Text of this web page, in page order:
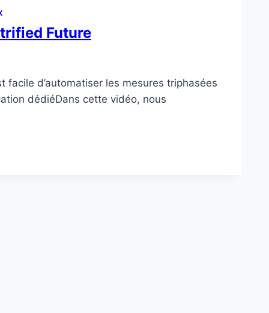
Future
facile d’automatiser les mesures triphasées
dédiéDans cette vidéo, nous